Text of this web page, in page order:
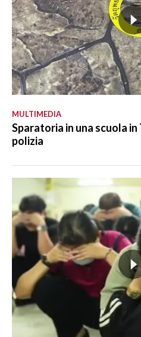
MULTIMEDIA
Sparatoria in una scuola
polizia